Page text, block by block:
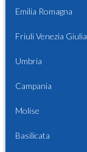
Emilia Romagna
Friuli Venezia Giulia
Umbria
Campania
Molise
Basilicata